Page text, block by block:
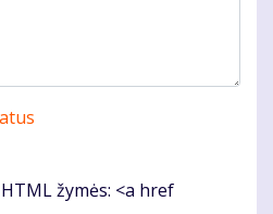
žymės: <a href